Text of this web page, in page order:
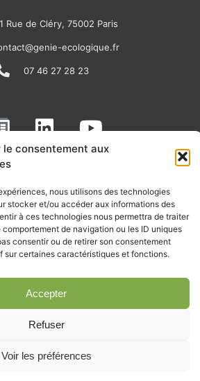
le consentement aux
nous utilisons des technologies
stocker et/ou accéder aux informations des
à ces technologies nous permettra de traiter
de navigation ou les ID uniques
consentir ou de retirer son consentement
sur certaines caractéristiques et fonctions.
Accepter
Refuser
Voir les préférences
Rue de Cléry, 75002 Paris
ecologique.fr
07 46 27 28 23
L
i
n
e
d
i
n
Y
o
u
u
b
e
L'ACTU DE LA FILIÈRE
les mois les articles terrain de nos
vous importants de la filière, nos
de stages et d’emplois…
à la lettre d'info
du génie écologique - Tous droits